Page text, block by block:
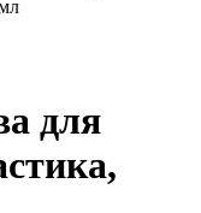
для